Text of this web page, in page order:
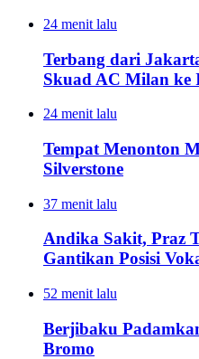
24 menit lalu
Terbang dari
Skuad AC Milan ke
24 menit lalu
Tempat Menonton
Silverstone
37 menit lalu
Andika Sakit, Praz
Gantikan Posisi
52 menit lalu
Berjibaku
Bromo